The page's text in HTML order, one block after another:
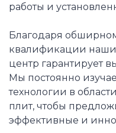
работы и
Благодаря
квалификации
центр гарантирует
Мы постоянно
технологии в
плит, чтобы
эффективные и